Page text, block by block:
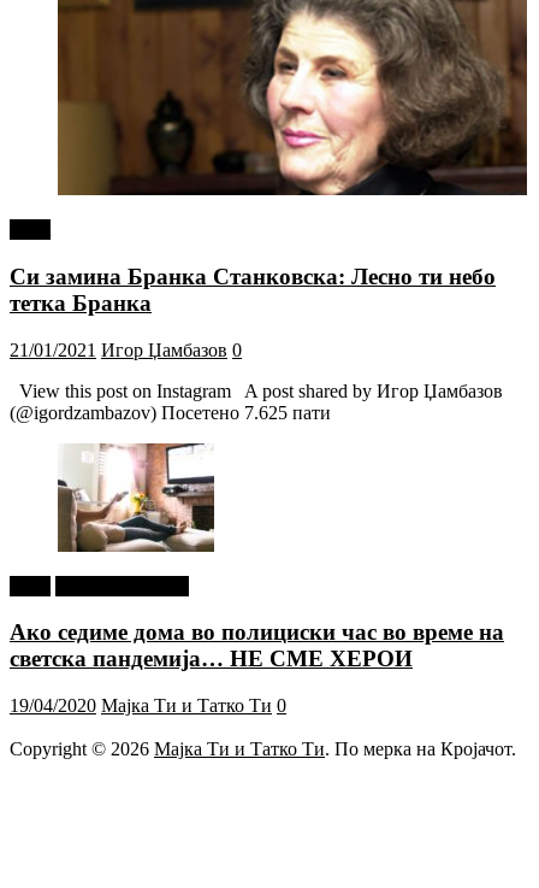
Си замина Бранка Станковска: Лесно ти небо
тетка Бранка
21/01/2021 Игор Џамбазов 0
View this post on Instagram A post shared by Игор Џамбазов
(@igordzambazov) Посетено 7.625 пати
Ако седиме дома во полициски час во време на
светска пандемија… НЕ СМЕ ХЕРОИ
19/04/2020 Мајка Ти и Татко Ти 0
Copyright © 2026 Мајка Ти и Татко Ти. По мерка на Кројачот.